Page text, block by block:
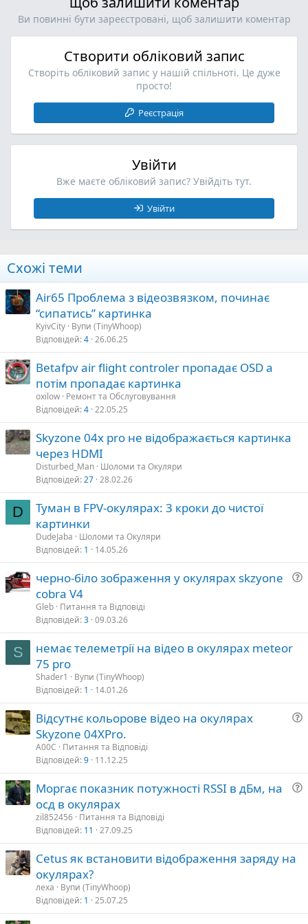
и
в
н
о
и
в
н
о
Ви повинні бути зареєстровані, щоб залишити коментар
Створити обліковий запис
Створіть обліковий запис у нашій спільноті. Це дуже
просто!
Реєстрація
Увійти
Вже маєте обліковий запис? Увійдіть тут.
Увійти
Схожі теми
Air65 Проблема з відеозвязком, починає
“сипатись” картинка
KyivCity Вупи (TinyWhoop)
Відповідей 4 26.06.25
Betafpv air flight controler пропадає OSD а
потім пропадає картинка
oxilow Ремонт та Обслуговування
Відповідей 4 22.05.25
Skyzone 04x pro не відображається картинка
через HDMI
Disturbed_Man Шоломи та Окуляри
Відповідей 27 28.02.26
D
Туман в FPV-окулярах: 3 кроки до чистої
картинки
DudeJaba
Шоломи та Окуляри
Відповідей 1 14.05.26
н
черно-біло зображення у окулярах skzyone
cobra V4
Gleb Питання та Відповіді
Відповідей 3 09.03.26
S
немає телеметрії на відео в окулярах meteor
75 pro
Shader1
Вупи (TinyWhoop)
Відповідей 1 14.01.26
н
н
Відсутнє кольорове відео на окулярах
Skyzone 04XPro.
A00C
Питання та Відповіді
Відповідей 9 11.12.25
н
Моргає показник потужності RSSI в дБм, на
осд в окулярах
zil852456 Питання та Відповіді
Відповідей 11 27.09.25
Cetus як встановити відображення заряду на
окулярах?
леха
Вупи (TinyWhoop)
Відповідей 1 25.07.25